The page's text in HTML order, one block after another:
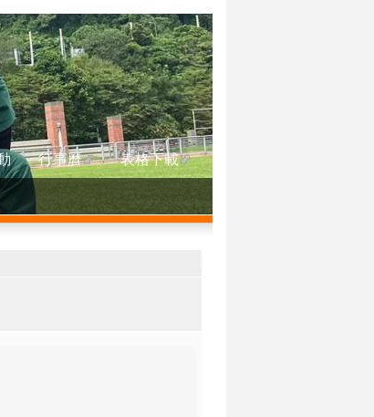
行事曆 表格下載